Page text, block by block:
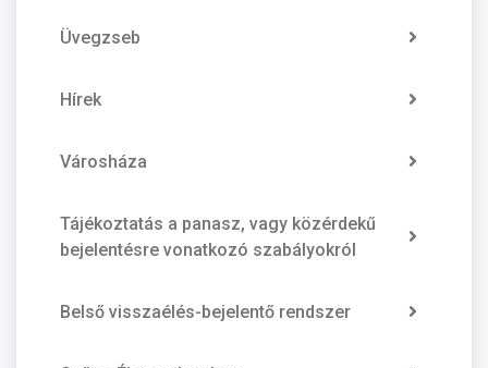
Üvegzseb
Hírek
Városháza
Tájékoztatás a panasz, vagy közérdekű
bejelentésre vonatkozó szabályokról
Belső visszaélés-bejelentő rendszer